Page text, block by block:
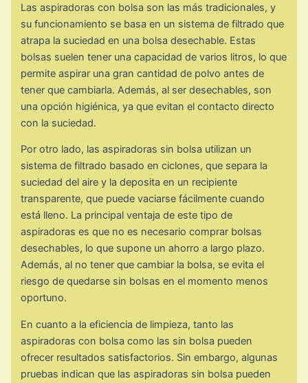
Las aspiradoras con bolsa son las más tradicionales, y
su funcionamiento se basa en un sistema de filtrado que
atrapa la suciedad en una bolsa desechable. Estas
bolsas suelen tener una capacidad de varios litros, lo que
permite aspirar una gran cantidad de polvo antes de
tener que cambiarla. Además, al ser desechables, son
una opción higiénica, ya que evitan el contacto directo
con la suciedad.
Por otro lado, las aspiradoras sin bolsa utilizan un
sistema de filtrado basado en ciclones, que separa la
suciedad del aire y la deposita en un recipiente
transparente, que puede vaciarse fácilmente cuando
está lleno. La principal ventaja de este tipo de
aspiradoras es que no es necesario comprar bolsas
desechables, lo que supone un ahorro a largo plazo.
Además, al no tener que cambiar la bolsa, se evita el
riesgo de quedarse sin bolsas en el momento menos
oportuno.
En cuanto a la eficiencia de limpieza, tanto las
aspiradoras con bolsa como las sin bolsa pueden
ofrecer resultados satisfactorios. Sin embargo, algunas
pruebas indican que las aspiradoras sin bolsa pueden